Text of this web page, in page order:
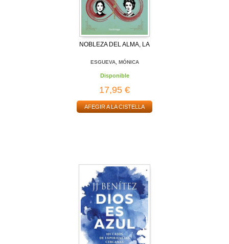
NOBLEZA DEL ALMA, LA
ESGUEVA, MÓNICA
Disponible
17,95 €
AFEGIR A LA CISTELLA